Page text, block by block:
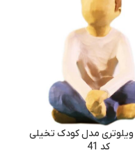
مدل کودک تخیلی
کد 41